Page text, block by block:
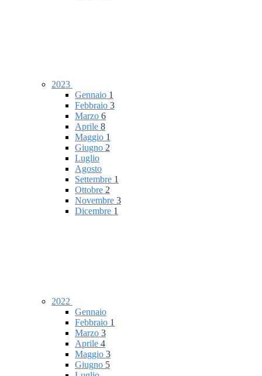
2023
Gennaio 1
Febbraio 3
Marzo 6
Aprile 8
Maggio 1
Giugno 2
Luglio
Agosto
Settembre 1
Ottobre 2
Novembre 3
Dicembre 1
2022
Gennaio
Febbraio 1
Marzo 3
Aprile 4
Maggio 3
Giugno 5